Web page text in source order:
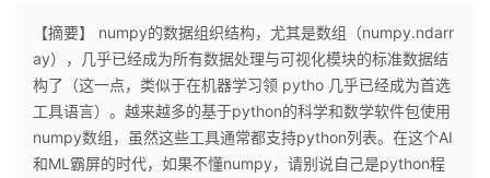
个
人
我
【摘要】 numpy的数据组织结构，尤其是数组（numpy.ndarr
ay），几乎已经成为所有数据处理与可视化模块的标准数据结
构了（这一点，类似于在机器学习领 pytho 几乎已经成为首选
工具语言）。越来越多的基于python的科学和数学软件包使用
numpy数组，虽然这些工具通常都支持python列表。在这个AI
和ML霸屏的时代，如果不懂numpy，请别说自己是python程